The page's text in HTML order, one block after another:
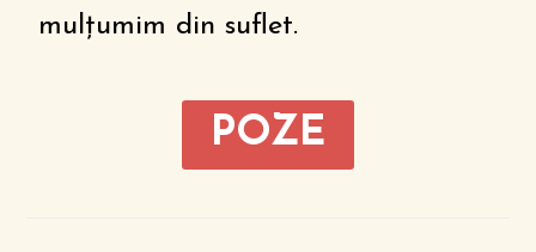
mulțumim din suflet.
POZE